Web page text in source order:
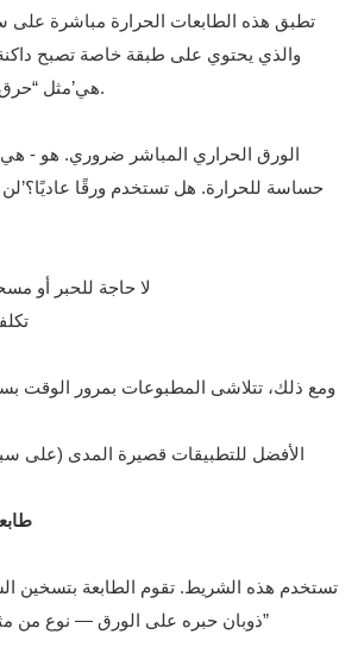
تطبق هذه الطابعات الحرارة مباشرة على
والذي يحتوي على طبقة خاصة تصبح
هي’مثل “حرق” الصورة على الورق.
الورق الحراري المباشر ضروري. هو -
حساسة للحرارة. هل تستخدم ورقًا
لا حاجة للحبر أو
ومع ذلك، تتلاشى المطبوعات بمرور الوقت
الأفضل للتطبيقات قصيرة المدى (على
2.
تستخدم هذه الشريط. تقوم الطابعة بتسخين
ذوبان حبره على الورق — نوع من مثل “نقل الحبر الصلب”